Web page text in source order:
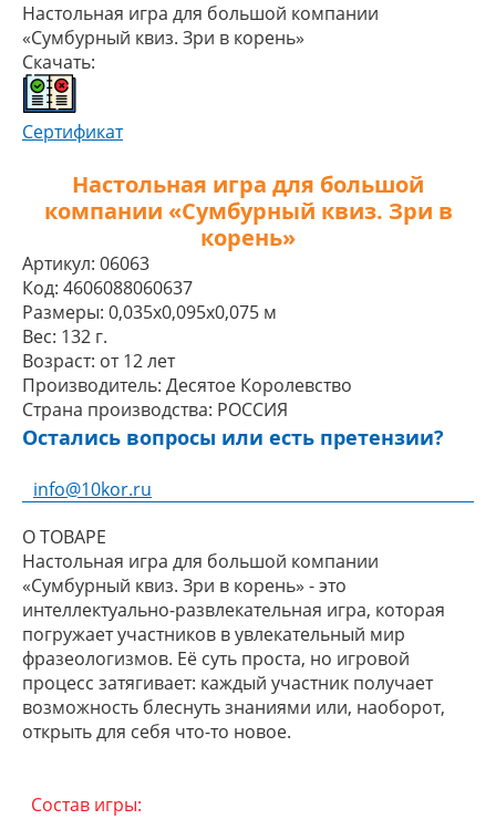
Настольная игра для большой компании
«Сумбурный квиз. Зри в корень»
Скачать:
Сертификат
Настольная игра для большой
компании «Сумбурный квиз. Зри в
корень»
Артикул: 06063
Код: 4606088060637
Размеры: 0,035x0,095x0,075 м
Вес: 132 г.
Возраст: от 12 лет
Производитель: Десятое Королевство
Страна производства: РОССИЯ
Остались вопросы или есть претензии?
info@10kor.ru
О ТОВАРЕ
Настольная игра для большой компании
«Сумбурный квиз. Зри в корень» - это
интеллектуально-развлекательная игра, которая
погружает участников в увлекательный мир
фразеологизмов. Её суть проста, но игровой
процесс затягивает: каждый участник получает
возможность блеснуть знаниями или, наоборот,
открыть для себя что-то новое.
Состав игры: